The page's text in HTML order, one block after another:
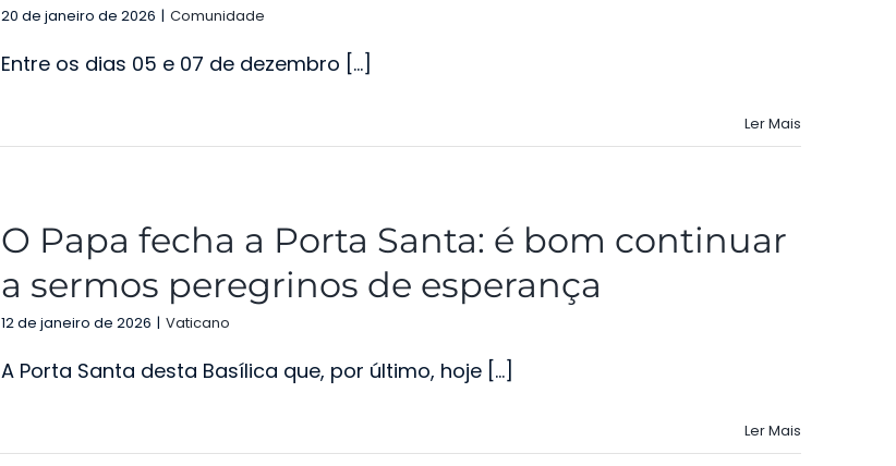
20 de janeiro de 2026 | Comunidade
Entre os dias 05 e 07 de dezembro [...]
Ler Mais
O Papa fecha a Porta Santa: é bom continuar
a sermos peregrinos de esperança
12 de janeiro de 2026 | Vaticano
A Porta Santa desta Basílica que, por último, hoje [...]
Ler Mais